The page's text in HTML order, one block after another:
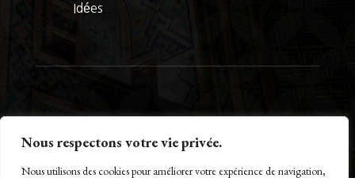
Nous respectons votre vie privée.
Nous utilisons des cookies pour améliorer votre expérience de navigation,
Idées